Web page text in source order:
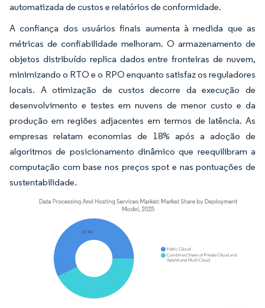
automatizada de custos e relatórios de conformidade.
A confiança dos usuários finais aumenta à medida que as
métricas de confiabilidade melhoram. O armazenamento de
objetos distribuído replica dados entre fronteiras de nuvem,
minimizando o RTO e o RPO enquanto satisfaz os reguladores
locais. A otimização de custos decorre da execução de
desenvolvimento e testes em nuvens de menor custo e da
produção em regiões adjacentes em termos de latência. As
empresas relatam economias de 18% após a adoção de
algoritmos de posicionamento dinâmico que reequilibram a
computação com base nos preços spot e nas pontuações de
sustentabilidade.